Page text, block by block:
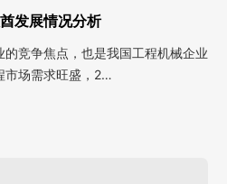
发展情况分析
竞争焦点，也是我国工程机械企业
市场需求旺盛，2…